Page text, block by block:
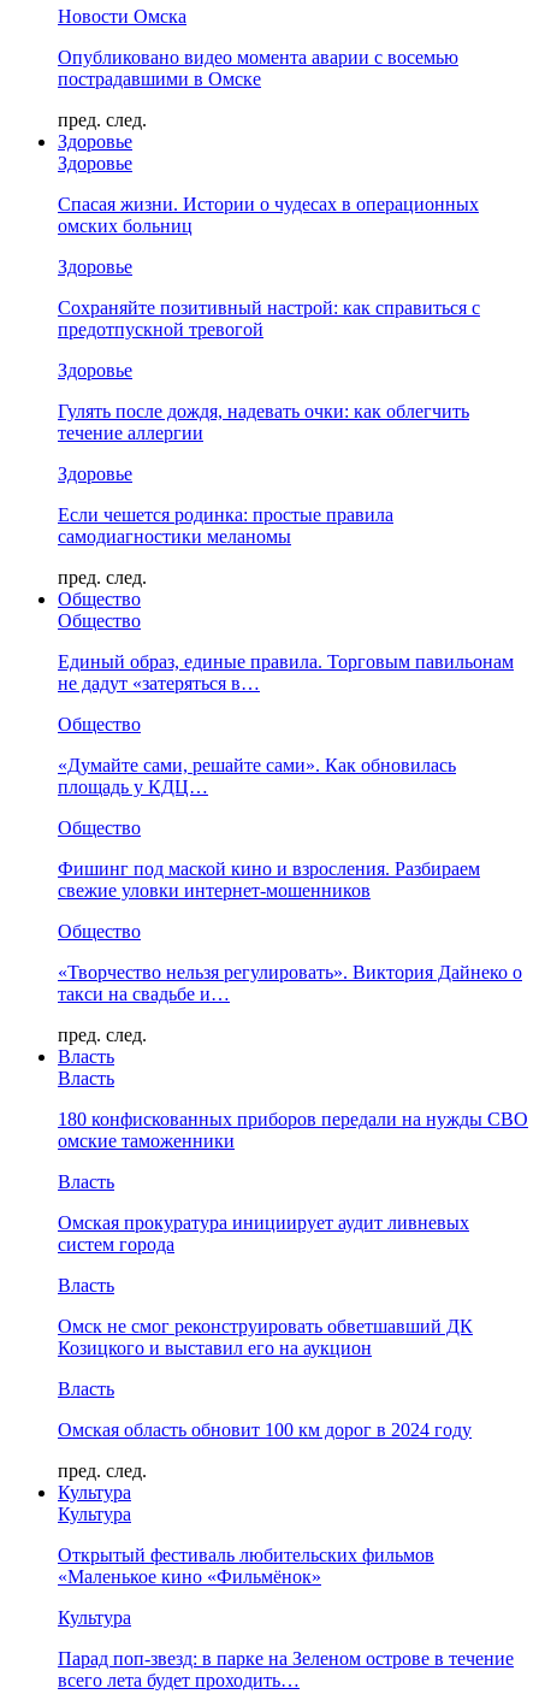
Новости Омска
Опубликовано видео момента аварии с восемью
пострадавшими в Омске
пред. след.
Здоровье
Здоровье
Спасая жизни. Истории о чудесах в операционных
омских больниц
Здоровье
Сохраняйте позитивный настрой: как справиться с
предотпускной тревогой
Здоровье
Гулять после дождя, надевать очки: как облегчить
течение аллергии
Здоровье
Если чешется родинка: простые правила
самодиагностики меланомы
пред. след.
Общество
Общество
Единый образ, единые правила. Торговым павильонам
не дадут «затеряться в…
Общество
«Думайте сами, решайте сами». Как обновилась
площадь у КДЦ…
Общество
Фишинг под маской кино и взросления. Разбираем
свежие уловки интернет-мошенников
Общество
«Творчество нельзя регулировать». Виктория Дайнеко о
такси на свадьбе и…
пред. след.
Власть
Власть
180 конфискованных приборов передали на нужды СВО
омские таможенники
Власть
Омская прокуратура инициирует аудит ливневых
систем города
Власть
Омск не смог реконструировать обветшавший ДК
Козицкого и выставил его на аукцион
Власть
Омская область обновит 100 км дорог в 2024 году
пред. след.
Культура
Культура
Открытый фестиваль любительских фильмов
«Маленькое кино «Фильмёнок»
Культура
Парад поп-звезд: в парке на Зеленом острове в течение
всего лета будет проходить…